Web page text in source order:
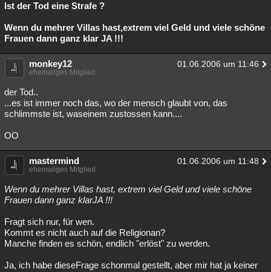
Ist der Tod eine Strafe ?
Wenn du mehrer Villas hast,extrem viel Geld und viele schöne
Frauen dann ganz klar JA !!!
monkey12 01.06.2006 um 11:46
ehemaliges Mitglied
der Tod..
...es ist immer noch das, wo der mensch glaubt von, das
schlimmste ist, waseinem zustossen kann....
OO
mastermind 01.06.2006 um 11:48
ehemaliges Mitglied
Wenn du mehrer Villas hast, extrem viel Geld und viele schöne
Frauen dann ganz klarJA !!!
Fragt sich nur, für wen.
Kommt es nicht auch auf die Religionan?
Manche finden es schön, endlich "erlöst" zu werden.
Ja, ich habe dieseFrage schonmal gestellt, aber mir hat ja keiner